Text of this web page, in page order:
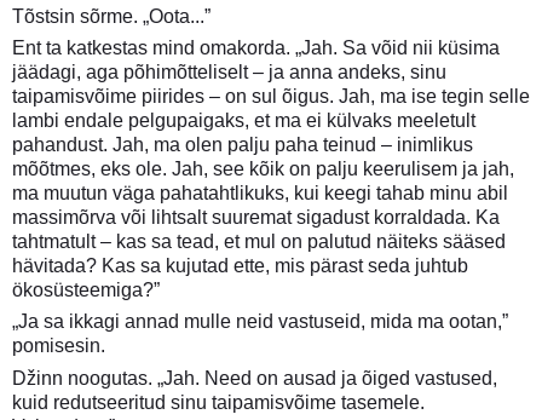
Tõstsin sõrme. „Oota...”
Ent ta katkestas mind omakorda. „Jah. Sa võid nii küsima
jäädagi, aga põhimõtteliselt – ja anna andeks, sinu
taipamisvõime piirides – on sul õigus. Jah, ma ise tegin selle
lambi endale pelgupaigaks, et ma ei külvaks meeletult
pahandust. Jah, ma olen palju paha teinud – inimlikus
mõõtmes, eks ole. Jah, see kõik on palju keerulisem ja jah,
ma muutun väga pahatahtlikuks, kui keegi tahab minu abil
massimõrva või lihtsalt suuremat sigadust korraldada. Ka
tahtmatult – kas sa tead, et mul on palutud näiteks sääsed
hävitada? Kas sa kujutad ette, mis pärast seda juhtub
ökosüsteemiga?”
„Ja sa ikkagi annad mulle neid vastuseid, mida ma ootan,”
pomisesin.
Džinn noogutas. „Jah. Need on ausad ja õiged vastused,
kuid redutseeritud sinu taipamisvõime tasemele.